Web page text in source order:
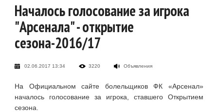
Началось голосование за игрока
"Арсенала" - открытие
сезона-2016/17
02.06.2017 13:34 3220 Объявления
На Официальном сайте болельщиков ФК «Арсенал»
началось голосование за игрока, ставшего Открытием
сезона.